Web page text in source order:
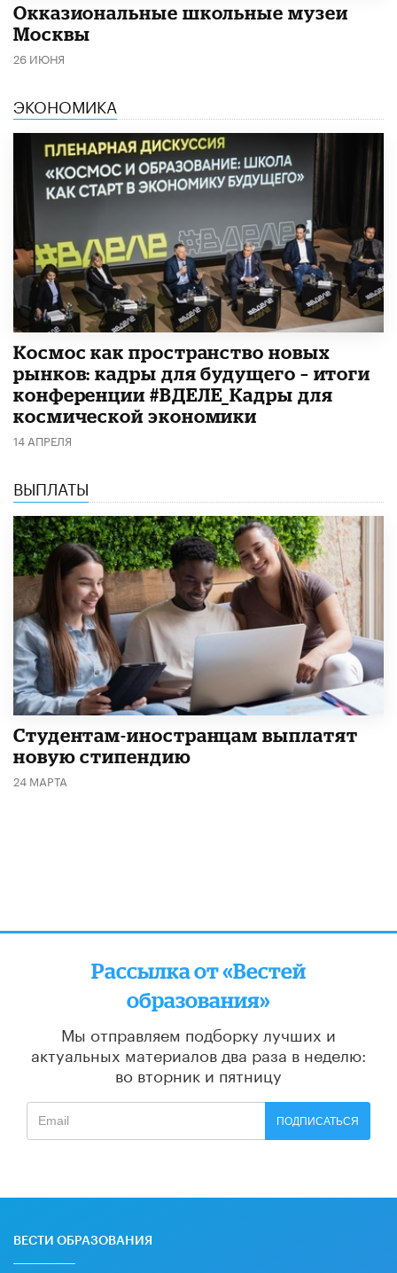
​Окказиональные школьные музеи
Москвы
26 ИЮНЯ
ЭКОНОМИКА
Космос как пространство новых
рынков: кадры для будущего – итоги
конференции #ВДЕЛЕ_Кадры для
космической экономики
14 АПРЕЛЯ
ВЫПЛАТЫ
Студентам-иностранцам выплатят
новую стипендию
24 МАРТА
Рассылка от «Вестей
образования»
Мы отправляем подборку лучших и
актуальных материалов два раза в неделю:
во вторник и пятницу
ПОДПИСАТЬСЯ
ВЕСТИ ОБРАЗОВАНИЯ